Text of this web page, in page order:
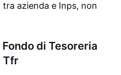
azienda e Inps, non
di Tesoreria
Tfr